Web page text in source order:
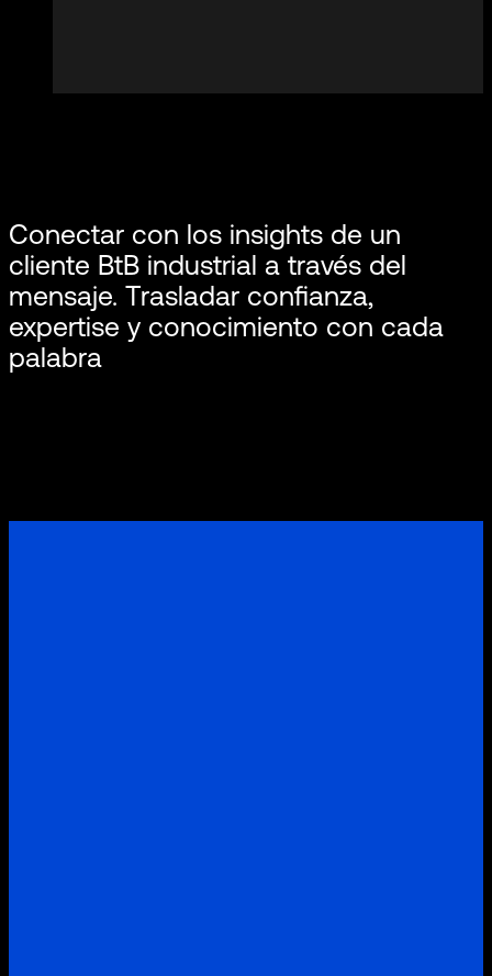
Conectar con los insights de un
cliente BtB industrial a través del
mensaje. Trasladar confianza,
expertise y conocimiento con cada
palabra